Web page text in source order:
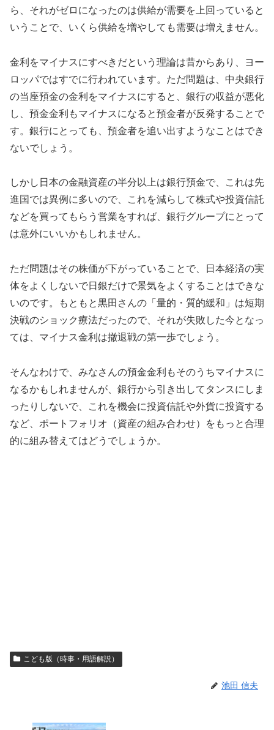
ら、それがゼロになったのは供給が需要を上回っていると
いうことで、いくら供給を増やしても需要は増えません。
金利をマイナスにすべきだという理論は昔からあり、ヨー
ロッパではすでに行われています。ただ問題は、中央銀行
の当座預金の金利をマイナスにすると、銀行の収益が悪化
し、預金金利もマイナスになると預金者が反発することで
す。銀行にとっても、預金者を追い出すようなことはでき
ないでしょう。
しかし日本の金融資産の半分以上は銀行預金で、これは先
進国では異例に多いので、これを減らして株式や投資信託
などを買ってもらう営業をすれば、銀行グループにとって
は意外にいいかもしれません。
ただ問題はその株価が下がっていることで、日本経済の実
体をよくしないで日銀だけで景気をよくすることはできな
いのです。もともと黒田さんの「量的・質的緩和」は短期
決戦のショック療法だったので、それが失敗した今となっ
ては、マイナス金利は撤退戦の第一歩でしょう。
そんなわけで、みなさんの預金金利もそのうちマイナスに
なるかもしれませんが、銀行から引き出してタンスにしま
ったりしないで、これを機会に投資信託や外貨に投資する
など、ポートフォリオ（資産の組み合わせ）をもっと合理
的に組み替えてはどうでしょうか。
こども版（時事・用語解説）
池田 信夫